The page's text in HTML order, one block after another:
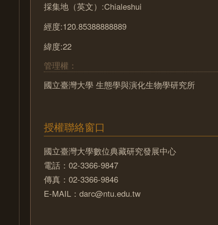
採集地（英文）:Chialeshui
經度:120.85388888889
緯度:22
管理權：
國立臺灣大學 生態學與演化生物學研究所
授權聯絡窗口
國立臺灣大學數位典藏研究發展中心
電話：02-3366-9847
傳真：02-3366-9846
E-MAIL：darc@ntu.edu.tw